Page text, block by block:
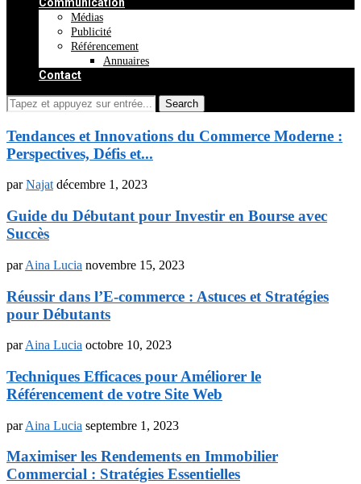
Médias
Publicité
Référencement
Annuaires
Contact
Tendances et Innovations du Commerce Moderne :
Perspectives, Défis et...
parNajat décembre 1, 2023
Guide du Débutant pour Investir en Bourse avec
Succès
parAina Lucia novembre 15, 2023
Réussir dans l’E-commerce : Astuces et Stratégies
pour Débutants
parAina Lucia octobre 10, 2023
Techniques Efficaces pour Améliorer le
Référencement de votre Site Web
parAina Lucia septembre 1, 2023
Maximiser les Rendements en Immobilier
Commercial : Stratégies Essentielles